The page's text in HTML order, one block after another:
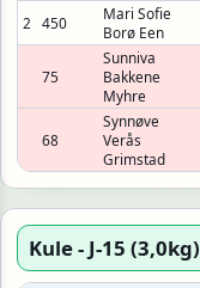
2 450
Mari Sofie
Borø Een
75
Sunniva
Bakkene
Myhre
68
Synnøve
Verås
Grimstad
Kule - J-15 (3,0kg)